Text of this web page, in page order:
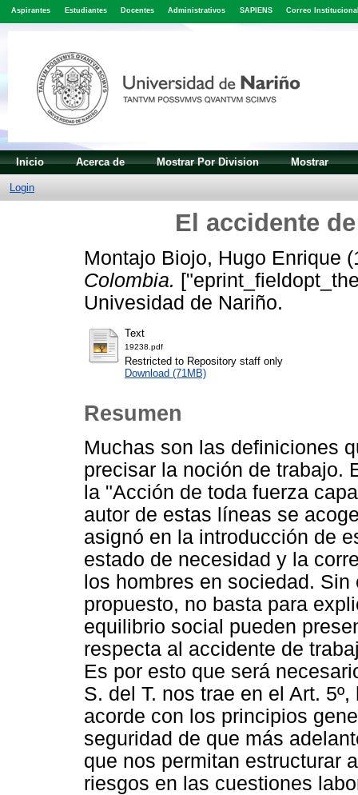
Aspirantes Estudiantes Docentes Administrativos SAPIENS Correo
Inicio Acerca de Mostrar Por Division Mostrar
Login
El accidente
Montajo Biojo, Hugo Enrique
Colombia.
Univesidad de Nariño.
Text
19238.pdf
Restricted to Repository staff only
Download (71MB)
Resumen
Muchas son las definiciones
precisar la noción de trabajo.
la "Acción de toda fuerza
autor de estas líneas se
asignó en la introducción de
estado de necesidad y la
los hombres en sociedad.
propuesto, no basta para
equilibrio social pueden
respecta al accidente de
Es por esto que será
S. del T. nos trae en el Art.
acorde con los principios
seguridad de que más
que nos permitan estructurar
riesgos en las cuestiones